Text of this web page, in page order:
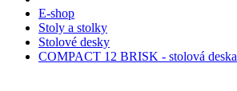
E-shop
Stoly a stolky
Stolové desky
COMPACT 12 BRISK - stolová deska